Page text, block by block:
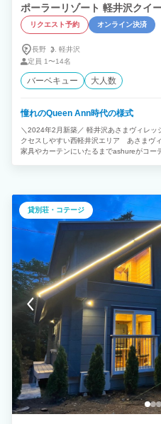
ポーラーリゾート 軽井沢クイ
リクエスト予約 オンライン決済
長野
軽井沢
定員 1〜14名
バーベキュー 大人数
憧れのQueen Ann時代の様式
＼2024年2月新築／ 軽井沢あさまヴィレ
クセスしやすい西軽井沢エリア あさまヴ
家具やカーテンにいたるまでashureがコー
タオル*粘着ローラー*除菌消臭スプレー *
ワンちゃんについて 当施設はワンちゃん
ちゃんをお預かりし、お世話をする施設で
ちゃんのお世話（ゲージ、食事、排せつ
て頂きます。安全のため施錠をお忘れに
場にて汚れ、水滴等を落としてからご利
びトリミングはご遠慮ください。 オーナ
き、万が一施設利用中にワンちゃんが逃亡
ちゃんの起因するお客様同士のトラブル、
宅後の病気や失命に関しましても、当社の
は、賠償責任を負いません。 〇狂犬病予
（5種以上）をご宿泊1年以内に接種、ま
い。 ※高齢やアレルギー、病気、など獣
お申し出ください。 上記接種済みであり
入場いただけます。 ※ワンちゃんの立ち
入はできません。
貸別荘・コテージ